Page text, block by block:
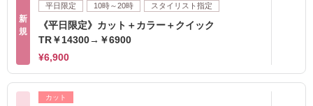
新
規
平日限定 10時～20時 スタイリスト指定
《平日限定》カット＋カラー＋クイック
TR￥14300→￥6900
¥6,900
カット